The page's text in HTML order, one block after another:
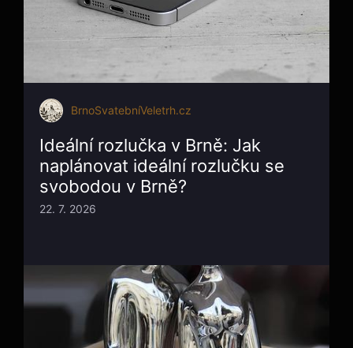
BrnoSvatebníVeletrh.cz
Ideální rozlučka v Brně: Jak
naplánovat ideální rozlučku se
svobodou v Brně?
22. 7. 2026